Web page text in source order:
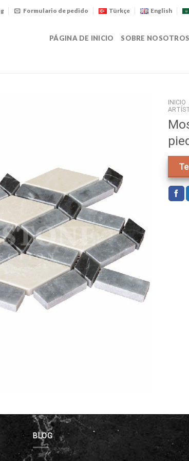
Formulario de pedido Türkçe English
PÁGINA DE INICIO SOBRE NOSOTROS
INICIO
BLOG